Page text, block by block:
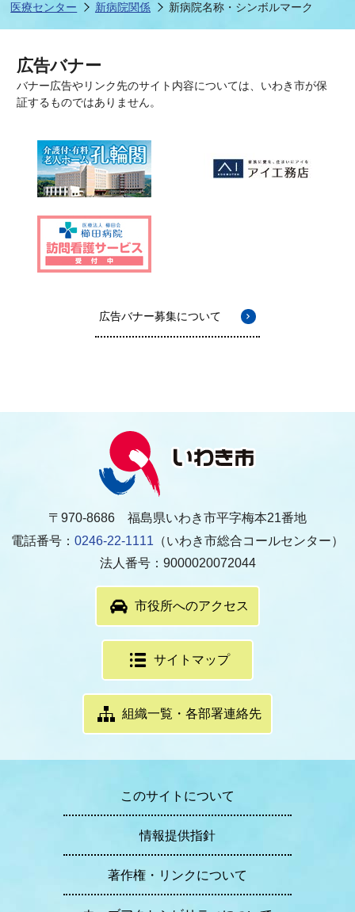
医療センター
新病院関係 新病院名称・シンボルマーク
広告バナー
バナー広告やリンク先のサイト内容については、いわき市が保
証するものではありません。
広告バナー募集について
〒970-8686 福島県いわき市平字梅本21番地
電話番号： 0246-22-1111 （いわき市総合コールセンター）
法人番号：9000020072044
市役所へのアクセス
サイトマップ
組織一覧・各部署連絡先
このサイトについて
情報提供指針
著作権・リンクについて